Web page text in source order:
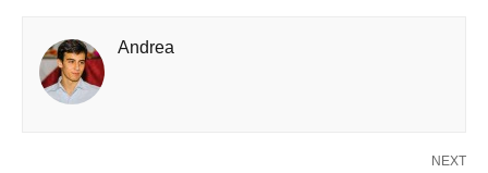
Andrea
NEXT